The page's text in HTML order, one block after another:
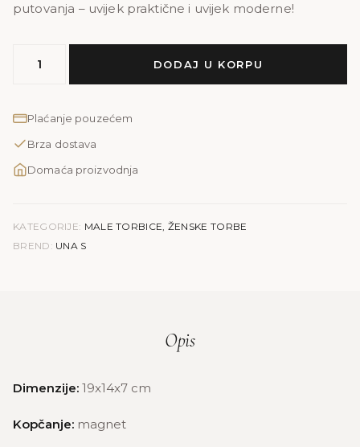
putovanja – uvijek praktične i uvijek moderne!
UNA
količina
DODAJ U KORPU
Plaćanje pouzećem
Brza dostava
Domaća proizvodnja
KATEGORIJE: MALE TORBICE, ŽENSKE TORBE
BREND: UNA S
Opis
Dimenzije: 19x14x7 cm
Kopčanje: magnet